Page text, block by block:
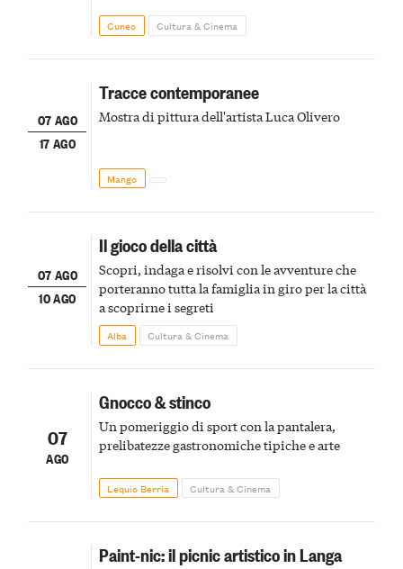
Cuneo Cultura & Cinema
07 AGO
17 AGO
Tracce contemporanee
Mostra di pittura dell'artista Luca Olivero
Mango
07 AGO
10 AGO
Il gioco della città
Scopri, indaga e risolvi con le avventure che
porteranno tutta la famiglia in giro per la città
a scoprirne i segreti
Alba Cultura & Cinema
07
AGO
Gnocco & stinco
Un pomeriggio di sport con la pantalera,
prelibatezze gastronomiche tipiche e arte
Lequio Berria Cultura & Cinema
Paint-nic: il picnic artistico in Langa